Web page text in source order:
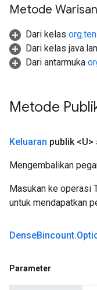
Metode Warisan
Dari kelas
Dari kelas
Dari antarmuka
Metode
Keluaran publik <U>
Mengembalikan
Masukan ke operasi
untuk mendapatkan
DenseBincount.
Parameter